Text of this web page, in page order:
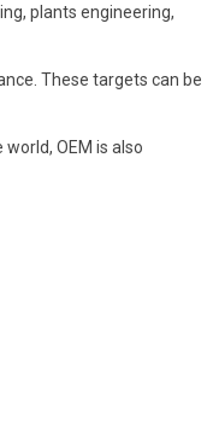
plants engineering,
These targets can be
OEM is also